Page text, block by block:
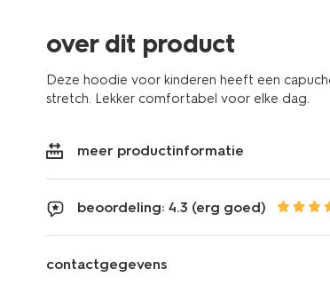
over dit product
Deze hoodie voor kinderen heeft een
stretch. Lekker comfortabel voor elke dag.
meer productinformatie
beoordeling: 4.3 (erg goed)
contactgegevens